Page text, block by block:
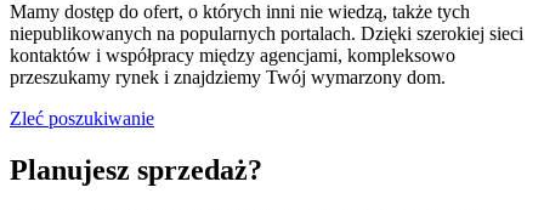
Mamy dostęp do ofert, o których inni nie wiedzą, także tych
niepublikowanych na popularnych portalach. Dzięki szerokiej sieci
kontaktów i współpracy między agencjami, kompleksowo
przeszukamy rynek i znajdziemy Twój wymarzony dom.
Zleć poszukiwanie
Planujesz sprzedaż?